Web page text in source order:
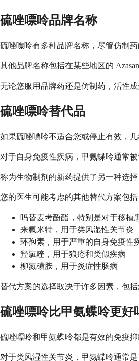
硫唑嘌呤品牌名称
硫唑嘌呤有多种品牌名称，尽管仿制
其他品牌名称包括在某些地区的
无论您服用品牌药还是仿制药，活性
硫唑嘌呤替代品
如果硫唑嘌呤不适合您或停止有效，
对于自身免疫性疾病，甲氨蝶呤通常
称为生物制剂的新药提供了另一种选
您的医生可能考虑的其他替代方案包括
吗替麦考酚酯，特别是对于移植
来氟米特，用于类风湿性关节炎
环孢素，用于严重的自身免疫性
羟氯喹，用于狼疮和类似疾病
柳氮磺胺，用于炎症性肠病
替代方案的选择取决于许多因素，包
硫唑嘌呤比甲氨蝶呤更好
硫唑嘌呤和甲氨蝶呤都是有效的免疫
对于类风湿性关节炎，甲氨蝶呤通常